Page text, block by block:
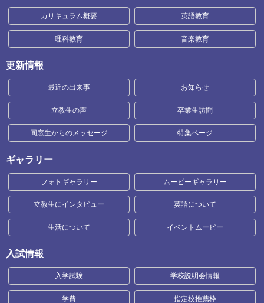
カリキュラム概要 英語教育
理科教育 音楽教育
更新情報
最近の出来事 お知らせ
立教生の声 卒業生訪問
同窓生からのメッセージ 特集ページ
ギャラリー
フォトギャラリー ムービーギャラリー
立教生にインタビュー 英語について
生活について イベントムービー
入試情報
入学試験 学校説明会情報
学費 指定校推薦枠